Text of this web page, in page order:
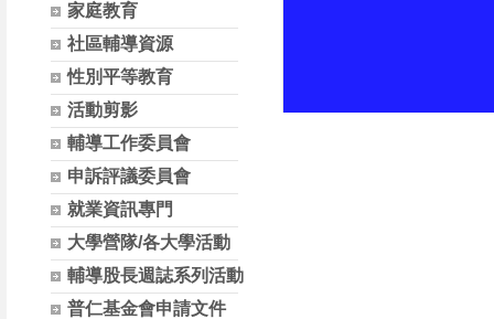
家庭教育
社區輔導資源
性別平等教育
活動剪影
輔導工作委員會
申訴評議委員會
就業資訊專門
大學營隊/各大學活動
輔導股長週誌系列活動
普仁基金會申請文件